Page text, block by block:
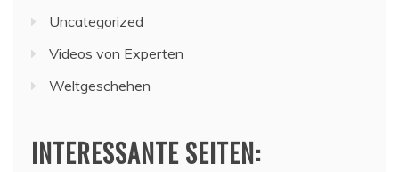
Uncategorized
Videos von Experten
Weltgeschehen
INTERESSANTE SEITEN: